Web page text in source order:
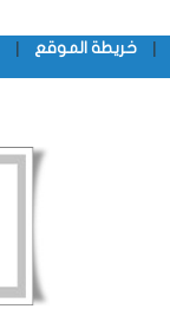
| خريطة الموقع |